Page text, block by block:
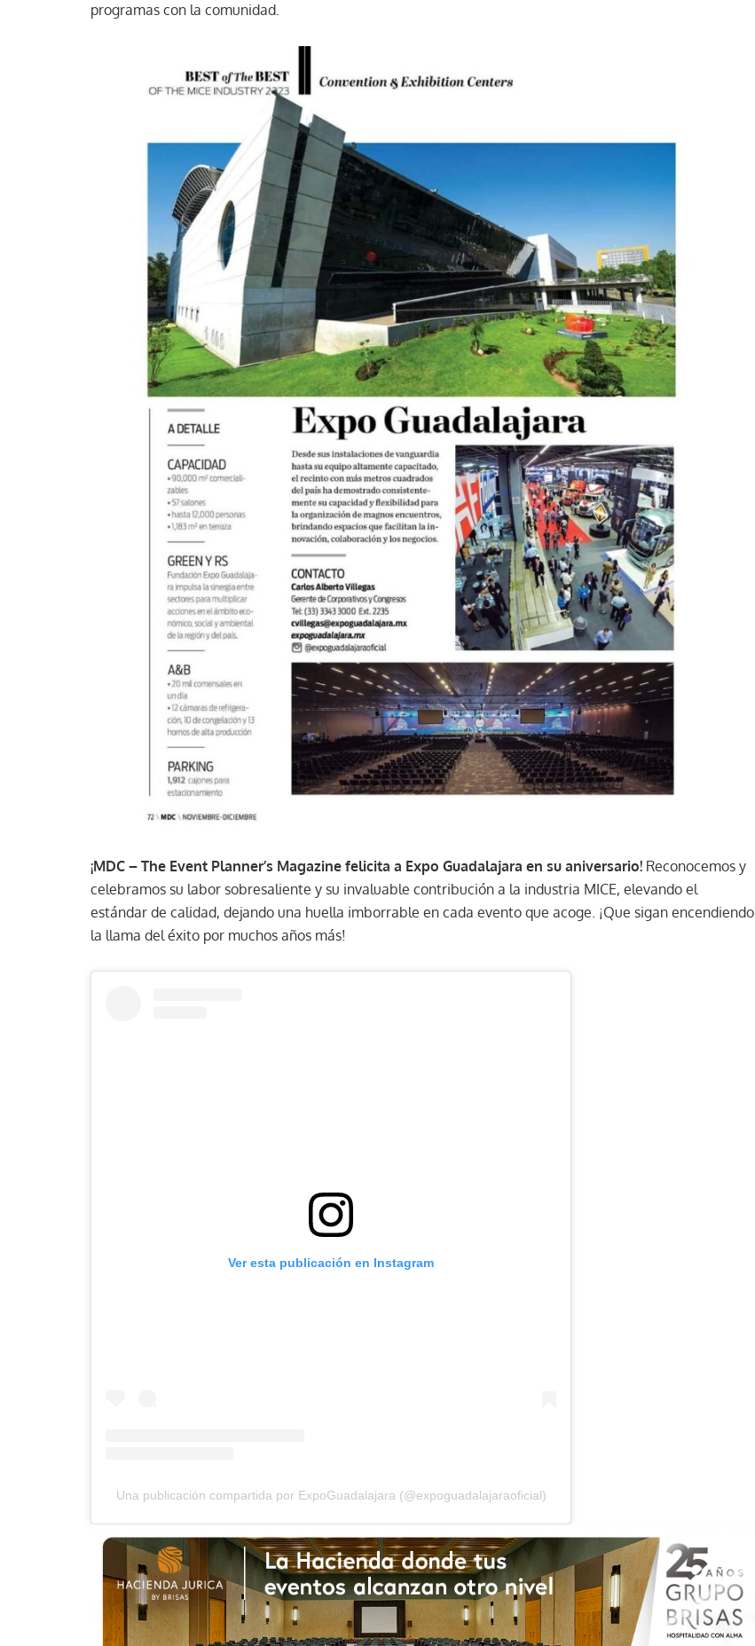
programas con la comunidad.
¡MDC – The Event Planner’s Magazine felicita a Expo Guadalajara en su aniversario! Reconocemos y
celebramos su labor sobresaliente y su invaluable contribución a la industria MICE, elevando el
estándar de calidad, dejando una huella imborrable en cada evento que acoge. ¡Que sigan encendiendo
la llama del éxito por muchos años más!
Ver esta publicación en Instagram
Una publicación compartida por ExpoGuadalajara (@expoguadalajaraoficial)